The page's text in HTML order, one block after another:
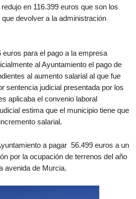
en 116.399 euros que son los
devolver a la administración
para el pago a la empresa
al Ayuntamiento el pago de
al aumento salarial al que fue
sentencia judicial presentada por los
aplicaba el convenio laboral
estima que el municipio tiene que
salarial.
a pagar 56.499 euros a un
por la ocupación de terrenos del año
avenida de Murcia.